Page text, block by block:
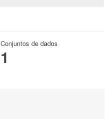
Conjuntos de dados
1